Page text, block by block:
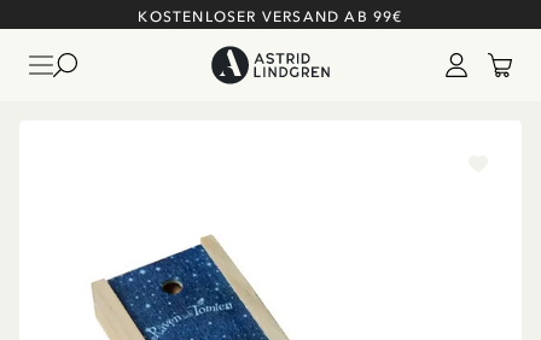
KOSTENLOSER VERSAND AB 99€